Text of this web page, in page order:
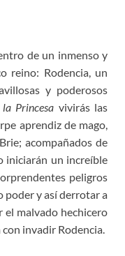
de un inmenso y
reino: Rodencia, un
y poderosos
Princesa vivirás las
aprendiz de mago,
acompañados de
iniciarán un increíble
peligros
poder y así derrotar a
el malvado hechicero
con invadir Rodencia.